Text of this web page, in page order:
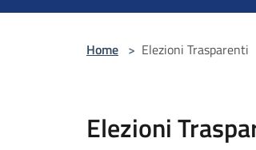
Home > Elezioni Trasparenti
Elezioni